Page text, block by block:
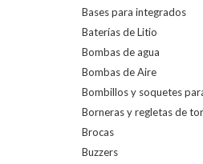
Bases para integrados
Baterías de Litio
Bombas de agua
Bombas de Aire
Bombillos y soquetes
Borneras y regletas de
Brocas
Buzzers